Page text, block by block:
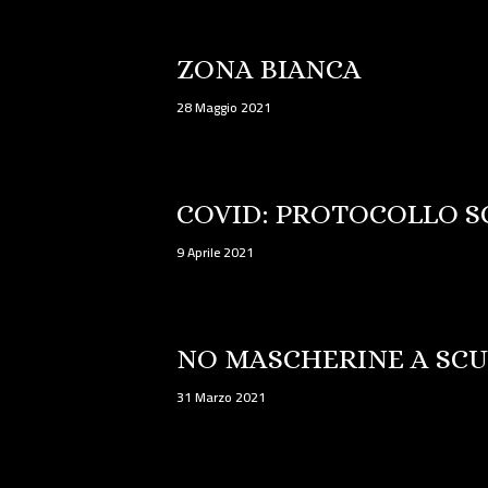
ZONA BIANCA
28 Maggio 2021
COVID: PROTOCOLLO
9 Aprile 2021
NO MASCHERINE A
31 Marzo 2021